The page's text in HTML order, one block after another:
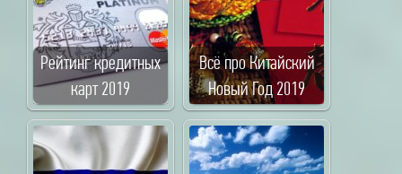
Рейтинг кредитных
карт 2019
Всё про Китайский
Новый Год 2019